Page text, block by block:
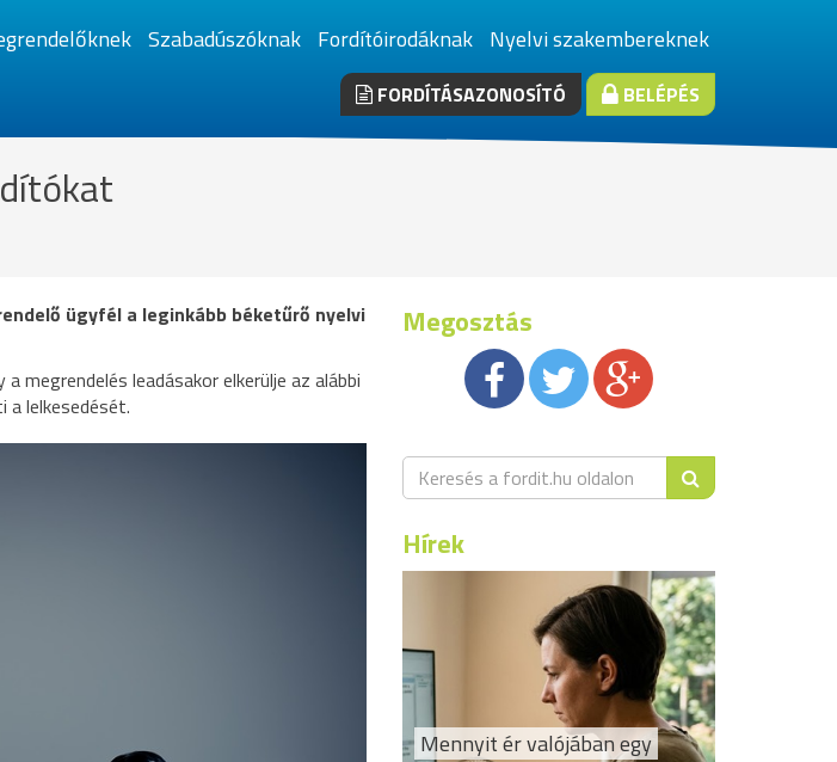
Szabadúszóknak Fordítóirodáknak Nyelvi szakembereknek
FORDÍTÁSAZONOSÍTÓ BELÉPÉS
ügyfél a leginkább béketűrő nyelvi
leadásakor elkerülje az alábbi
lelkesedését.
Megosztás
Hírek
Mennyit ér valójában egy